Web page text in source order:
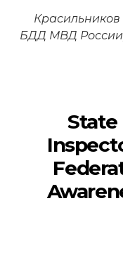
БДД МВД
State